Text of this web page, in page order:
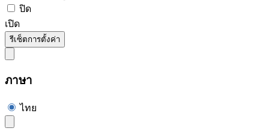
ปิด
เปิด
รีเซ็ตการตั้งค่า
ภาษา
ไทย